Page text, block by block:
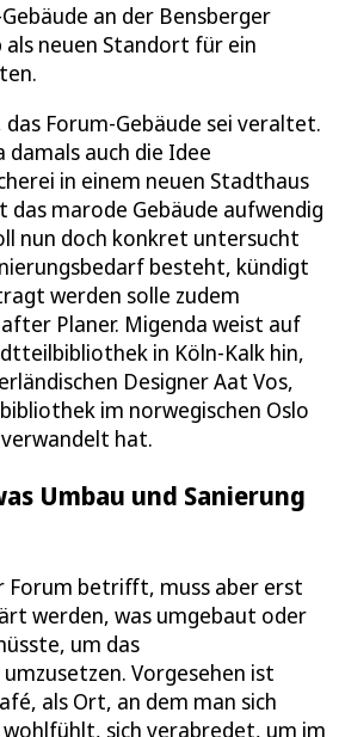
an der Bensberger
als neuen Standort für ein
Forum-Gebäude sei veraltet.
damals auch die Idee
in einem neuen Stadthaus
marode Gebäude aufwendig
nun doch konkret untersucht
besteht, kündigt
werden solle zudem
Planer. Migenda weist auf
in Köln-Kalk hin,
Designer Aat Vos,
im norwegischen Oslo
hat.
Umbau und Sanierung
Forum betrifft, muss aber erst
werden, was umgebaut oder
um das
Vorgesehen ist
als Ort, an dem man sich
sich verabredet, um im